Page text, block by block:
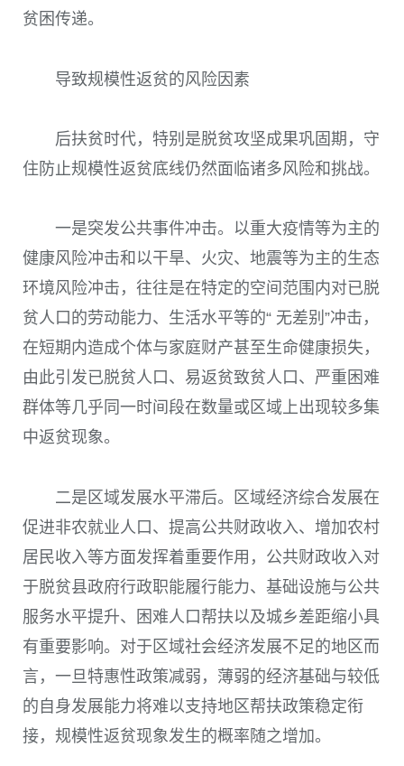
贫困传递。
导致规模性返贫的风险因素
后扶贫时代，特别是脱贫攻坚成果巩固期，守
住防止规模性返贫底线仍然面临诸多风险和挑战。
一是突发公共事件冲击。 以重大疫情等为主的
健康风险冲击和以干旱、火灾、地震等为主的生态
环境风险冲击，往往是在特定的空间范围内对已脱
贫人口的劳动能力、生活水平等的“ 无差别”冲击，
在短期内造成个体与家庭财产甚至生命健康损失，
由此引发已脱贫人口、易返贫致贫人口、严重困难
群体等几乎同一时间段在数量或区域上出现较多集
中返贫现象。
二是区域发展水平滞后。
区域经济综合发展在
促进非农就业人口、提高公共财政收入、增加农村
居民收入等方面发挥着重要作用，公共财政收入对
于脱贫县政府行政职能履行能力、基础设施与公共
服务水平提升、困难人口帮扶以及城乡差距缩小具
有重要影响。对于区域社会经济发展不足的地区而
言，一旦特惠性政策减弱，薄弱的经济基础与较低
的自身发展能力将难以支持地区帮扶政策稳定衔
接，规模性返贫现象发生的概率随之增加。